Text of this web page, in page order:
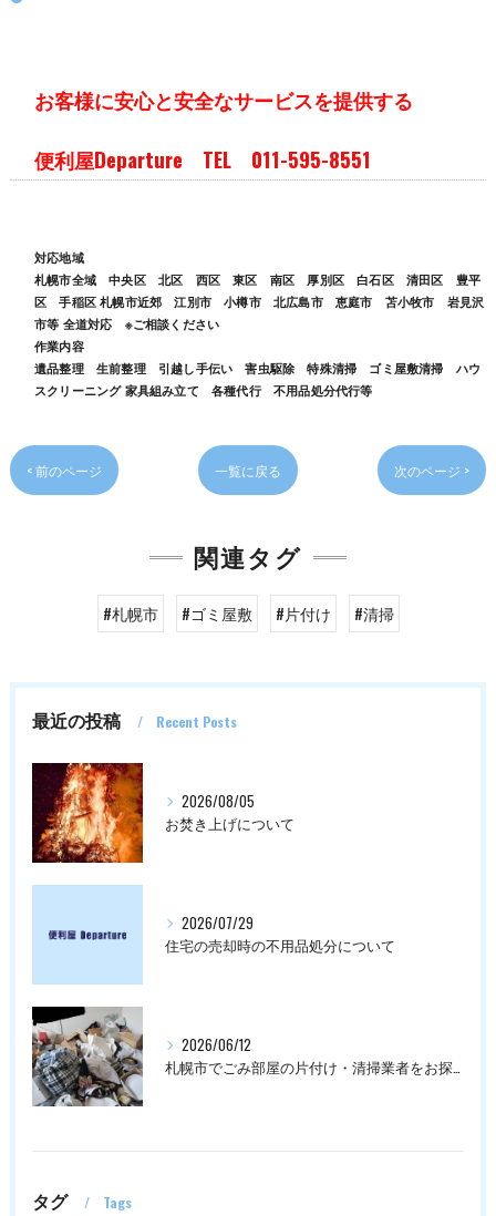
お客様に安心と安全なサービスを提供する
便利屋Departure TEL 011-595-8551
対応地域
札幌市全域 中央区 北区 西区 東区 南区 厚別区 白石区 清田区 豊平
区 手稲区 札幌市近郊 江別市 小樽市 北広島市 恵庭市 苫小牧市 岩見沢
市等 全道対応 ※ご相談ください
作業内容
遺品整理 生前整理 引越し手伝い 害虫駆除 特殊清掃 ゴミ屋敷清掃 ハウ
スクリーニング 家具組み立て 各種代行 不用品処分代行等
< 前のページ 一覧に戻る 次のページ >
関連タグ
#札幌市 #ゴミ屋敷 #片付け #清掃
最近の投稿 Recent Posts
2026/08/05
お焚き上げについて
2026/07/29
住宅の売却時の不用品処分について
2026/06/12
札幌市でごみ部屋の片付け・清掃業者をお探しの方は
タグ Tags